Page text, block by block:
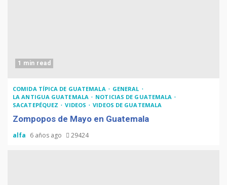
1 min read
COMIDA TÍPICA DE GUATEMALA
GENERAL
LA ANTIGUA GUATEMALA
NOTICIAS DE GUATEMALA
SACATEPÉQUEZ
VIDEOS VIDEOS DE GUATEMALA
Zompopos de Mayo en Guatemala
alfa 6 años ago 29424